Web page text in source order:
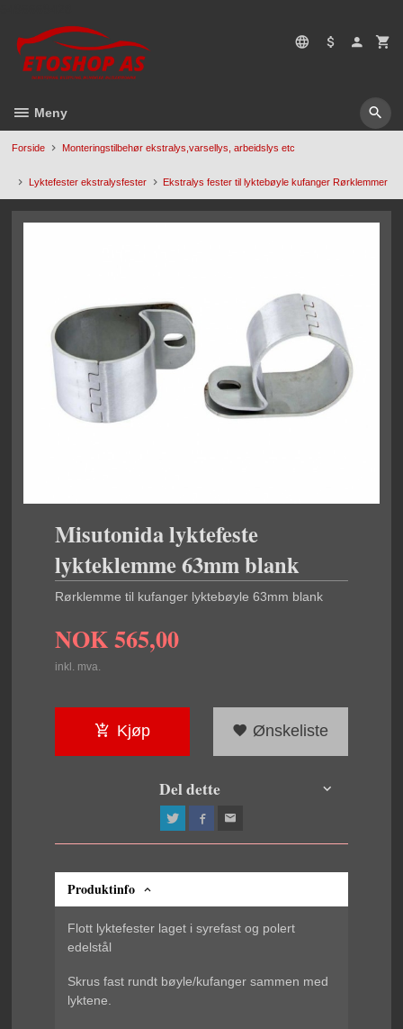
til
innholdet
Meny
Forside Monteringstilbehør ekstralys,varsellys, arbeidslys etc
Lyktefester ekstralysfester Ekstralys fester til lyktebøyle kufanger Rørklemmer
Misutonida lyktefeste
lykteklemme 63mm blank
Rørklemme til kufanger lyktebøyle 63mm blank
NOK565,00
inkl. mva.
Kjøp Ønskeliste
Del dette
Produktinfo
Flott lyktefester laget i syrefast og polert
edelstål
Skrus fast rundt bøyle/kufanger sammen med
lyktene.